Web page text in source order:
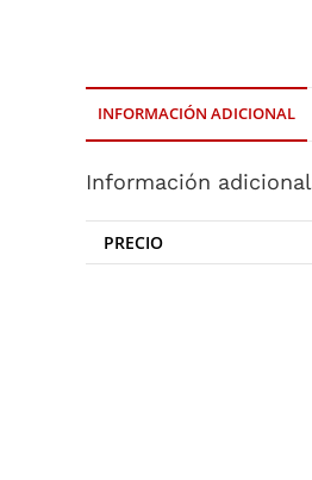
INFORMACIÓN ADICIONAL
Información adicional
PRECIO